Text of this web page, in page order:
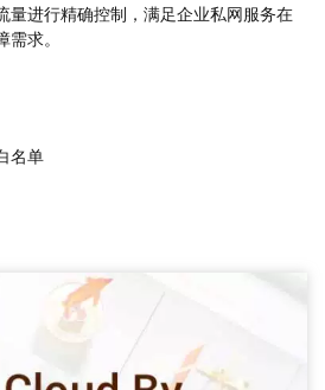
量进行精确控制，满足企业私网服务在
求。
名单